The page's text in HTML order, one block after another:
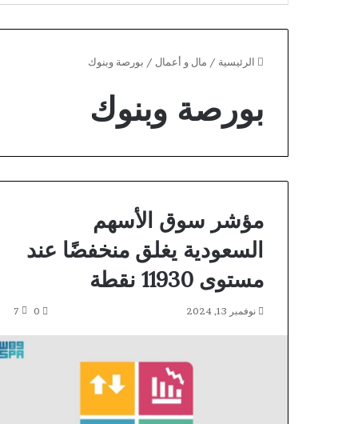
الرئيسية / مال و أعمال / بورصة وبنوك
بورصة وبنوك
مؤشر سوق الأسهم
السعودية يغلق منخفضًا عند
مستوى 11930 نقطة
نوفمبر 13, 2024 0
7
Party
منذ 15 ساعة